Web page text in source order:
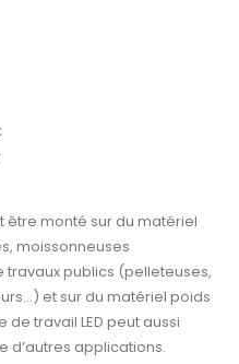
être monté sur du matériel
moissonneuses
publics (pelleteuses,
et sur du matériel poids
travail LED peut aussi
d’autres applications.